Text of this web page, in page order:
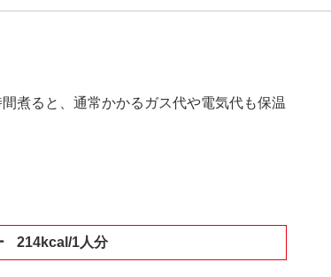
煮ると、通常かかるガス代や電気代も保温
214kcal/1人分